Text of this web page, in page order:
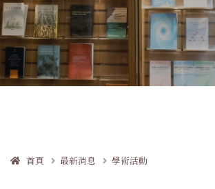
首頁 最新消息 學術活動